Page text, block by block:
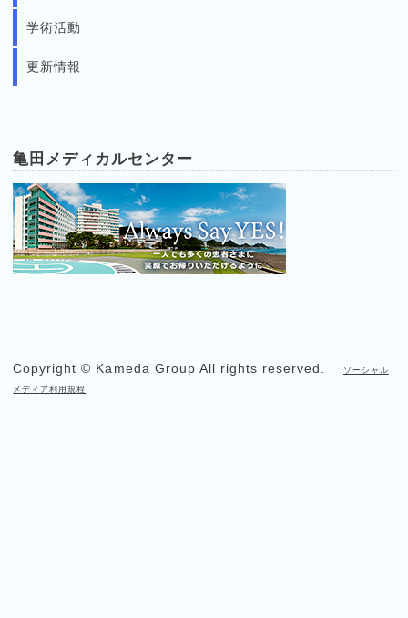
学術活動
更新情報
亀田メディカルセンター
Copyright © Kameda Group All rights reserved. ソーシャル
メディア利用規程